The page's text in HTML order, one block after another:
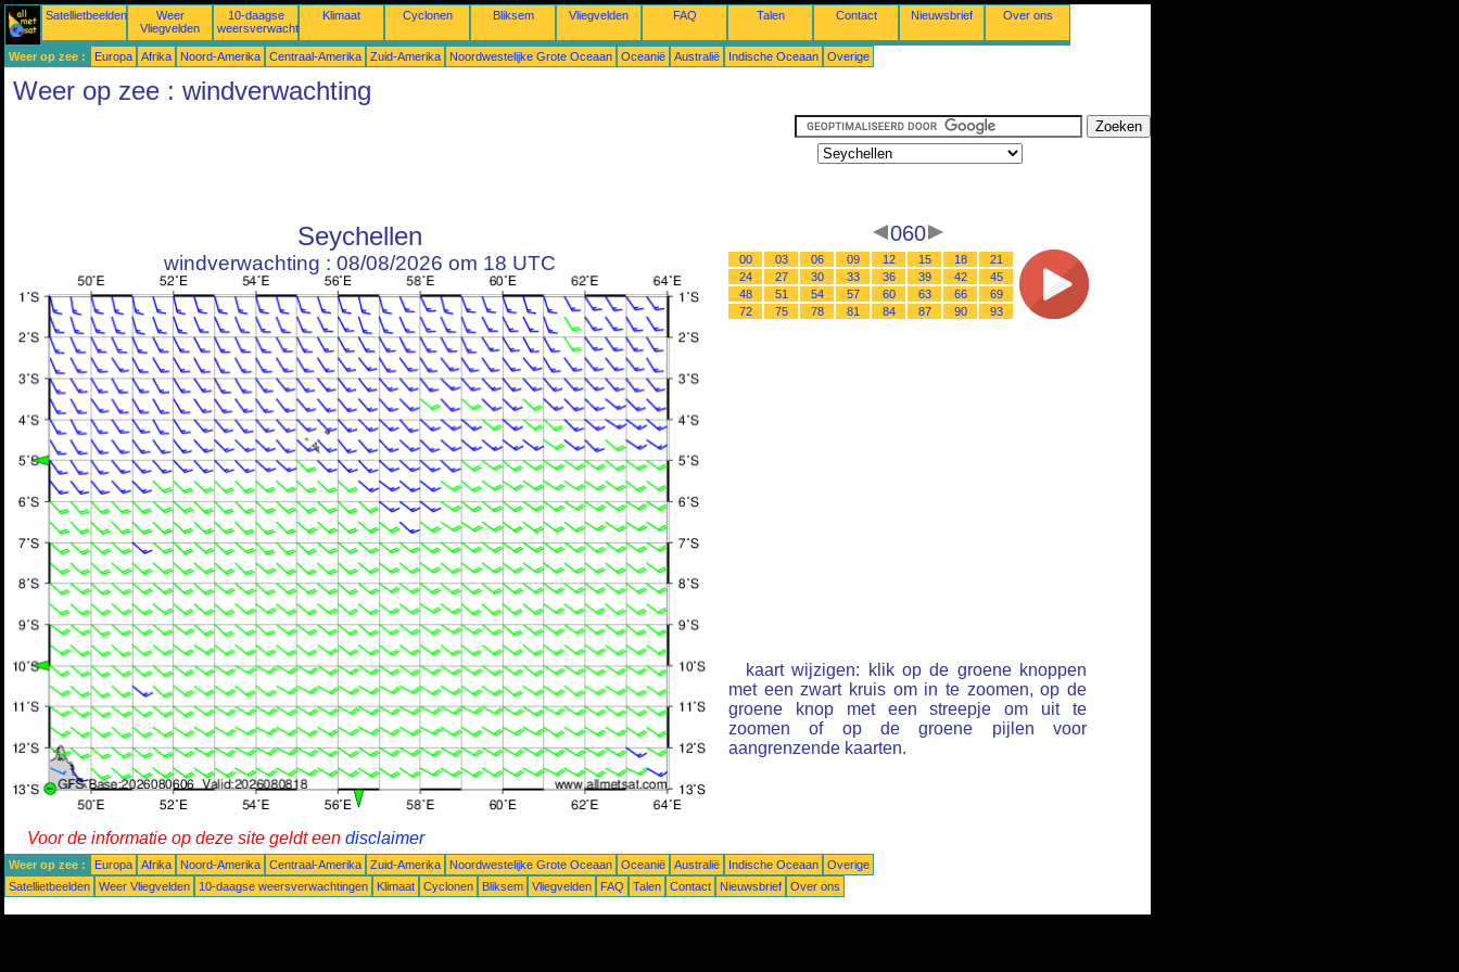
Satellietbeelden
Weer
Vliegvelden
10-daagse
weersverwachtingen
Klimaat Cyclonen Bliksem Vliegvelden FAQ Talen Contact Nieuwsbrief Over ons
Weer op zee : Europa Afrika Noord-Amerika Centraal-Amerika Zuid-Amerika Noordwestelijke Grote Oceaan Oceanië Australië Indische Oceaan Overige
Weer op zee : windverwachting
Seychellen
windverwachting : 08/08/2026 om 18 UTC
060
00 03 06 09 12 15 18
21
24
27 30 33 36 39 42
45
48
51 54 57 60 63 66
69
72
75 78 81 84 87 90 93
kaart wijzigen: klik op de groene knoppen
met een zwart kruis om in te zoomen, op de
groene knop met een streepje om uit te
zoomen of op de groene pijlen voor
aangrenzende kaarten.
Voor de informatie op deze site geldt een disclaimer
Weer op zee : Europa Afrika Noord-Amerika Centraal-Amerika Zuid-Amerika Noordwestelijke Grote Oceaan Oceanië Australië Indische Oceaan
Overige
Satellietbeelden
Weer Vliegvelden 10-daagse weersverwachtingen Klimaat Cyclonen Bliksem Vliegvelden FAQ Talen Contact Nieuwsbrief Over ons